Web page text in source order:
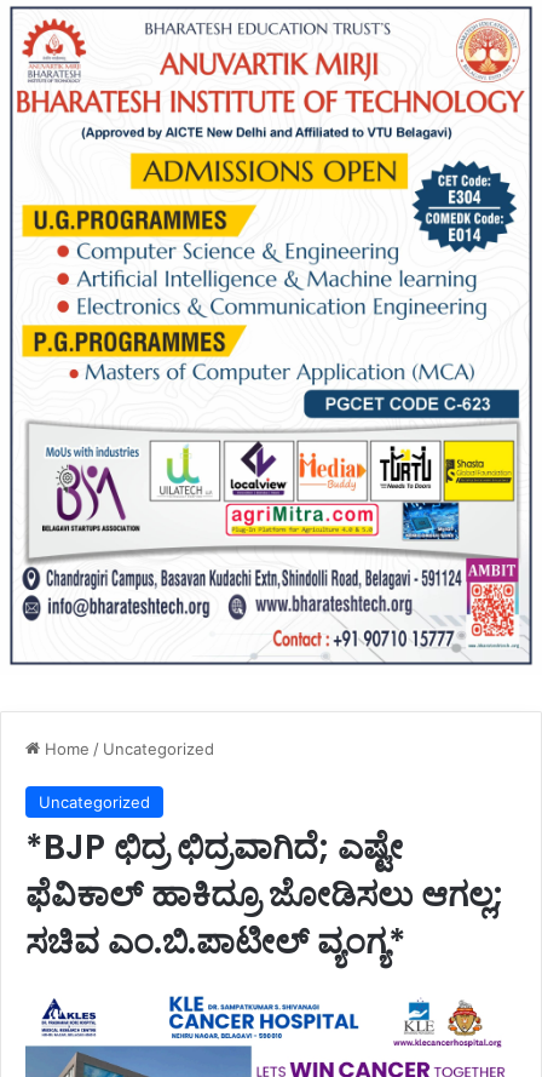
Home / Uncategorized
Uncategorized
*BJP ಛಿದ್ರ ಛಿದ್ರವಾಗಿದೆ; ಎಷ್ಟೇ
ಫೆವಿಕಾಲ್ ಹಾಕಿದ್ರೂ ಜೋಡಿಸಲು ಆಗಲ್ಲ;
ಸಚಿವ ಎಂ.ಬಿ.ಪಾಟೀಲ್ ವ್ಯಂಗ್ಯ*